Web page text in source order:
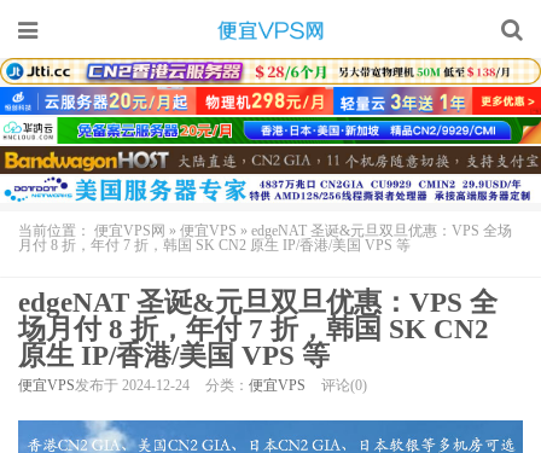
当前位置： 便宜VPS网 » 便宜VPS » edgeNAT 圣诞&元旦双旦优惠：VPS 全场
月付 8 折，年付 7 折，韩国 SK CN2 原生 IP/香港/美国 VPS 等
edgeNAT 圣诞&元旦双旦优惠：VPS 全
场月付 8 折，年付 7 折，韩国 SK CN2
原生 IP/香港/美国 VPS 等
便宜VPS发布于 2024-12-24 分类： 便宜VPS 评论(0)